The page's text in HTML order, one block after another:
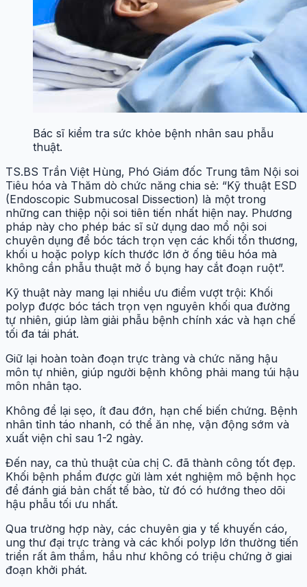
Bác sĩ kiểm tra sức khỏe bệnh nhân sau phẫu
thuật.
TS.BS Trần Việt Hùng, Phó Giám đốc Trung tâm Nội soi
Tiêu hóa và Thăm dò chức năng chia sẻ: “Kỹ thuật ESD
(Endoscopic Submucosal Dissection) là một trong
những can thiệp nội soi tiên tiến nhất hiện nay. Phương
pháp này cho phép bác sĩ sử dụng dao mổ nội soi
chuyên dụng để bóc tách trọn vẹn các khối tổn thương,
khối u hoặc polyp kích thước lớn ở ống tiêu hóa mà
không cần phẫu thuật mở ổ bụng hay cắt đoạn ruột”.
Kỹ thuật này mang lại nhiều ưu điểm vượt trội: Khối
polyp được bóc tách trọn vẹn nguyên khối qua đường
tự nhiên, giúp làm giải phẫu bệnh chính xác và hạn chế
tối đa tái phát.
Giữ lại hoàn toàn đoạn trực tràng và chức năng hậu
môn tự nhiên, giúp người bệnh không phải mang túi hậu
môn nhân tạo.
Không để lại sẹo, ít đau đớn, hạn chế biến chứng. Bệnh
nhân tỉnh táo nhanh, có thể ăn nhẹ, vận động sớm và
xuất viện chỉ sau 1-2 ngày.
Đến nay, ca thủ thuật của chị C. đã thành công tốt đẹp.
Khối bệnh phẩm được gửi làm xét nghiệm mô bệnh học
để đánh giá bản chất tế bào, từ đó có hướng theo dõi
hậu phẫu tối ưu nhất.
Qua trường hợp này, các chuyên gia y tế khuyến cáo,
ung thư đại trực tràng và các khối polyp lớn thường tiến
triển rất âm thầm, hầu như không có triệu chứng ở giai
đoạn khởi phát.